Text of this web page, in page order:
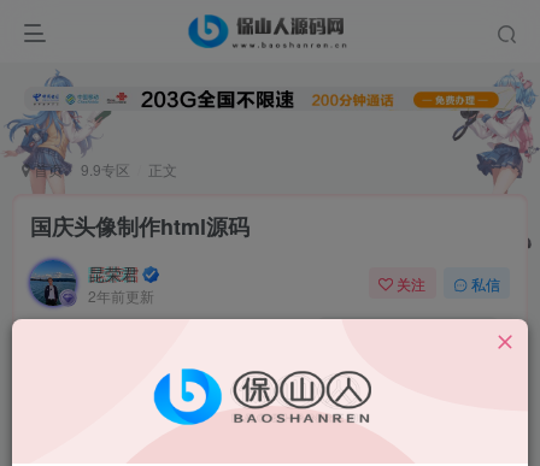
首页 9.9专区 正文
国庆头像制作html源码
昆荣君
2年前更新
关注 私信
图片演示